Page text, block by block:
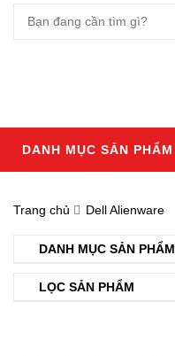
DANH MỤC SẢN PHẨM
Trang chủ Dell Alienware
DANH MỤC SẢN PHẨM
LỌC SẢN PHẨM